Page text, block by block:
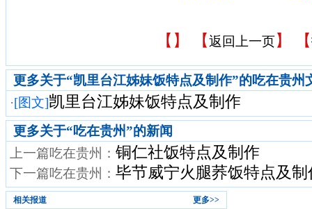
【 】 【返回上一页】 【
更多关于“凯里台江姊妹饭特点及制作”的吃在贵州
·[图文]凯里台江姊妹饭特点及制作
更多关于“吃在贵州”的新闻
上一篇吃在贵州： 铜仁社饭特点及制作
下一篇吃在贵州： 毕节威宁火腿荞饭特点及制
更多>>
相关报道